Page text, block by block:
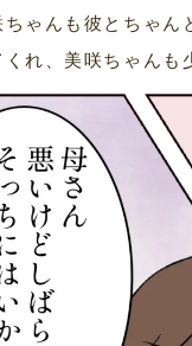
ゃんも彼とちゃ
れ、美咲ちゃんも